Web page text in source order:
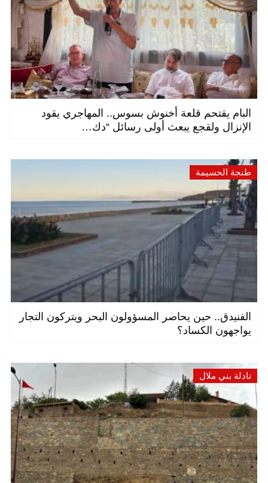
البام يقتحم قلعة أخنوش بسوس.. المهاجري يقود
الإنزال ولقجع يبعث أولى رسائل “دك…
طنجة الحسيمة
الفنيدق.. حين يحاصر المسؤولون البحر ويتركون التجار
يواجهون الكساد؟
تادلة بني ملال